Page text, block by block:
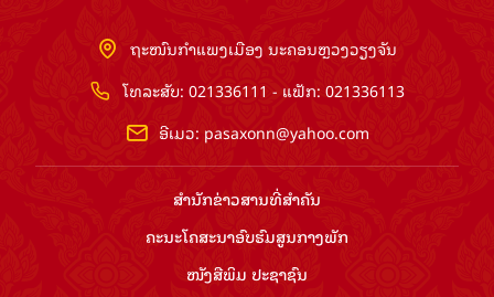
ຖະໜົນກຳແພງເມືອງ ນະຄອນຫຼວງວຽງຈັນ
ໂທລະສັບ: 021336111 - ແຟັກ: 021336113
ອີເມວ: pasaxonn@yahoo.com
ສຳ​ນັກ​ຂ່າວ​ສານ​ທີ່​ສຳ​ຄັນ​
ຄະນະໂຄສະນາອົບຮົມ​ສູນ​ກາງ​ພັກ
ໜັງສືພິມ ປະ​ຊາ​ຊົນ